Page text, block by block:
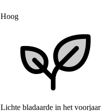
Hoog
Lichte bladaarde in het voorjaar